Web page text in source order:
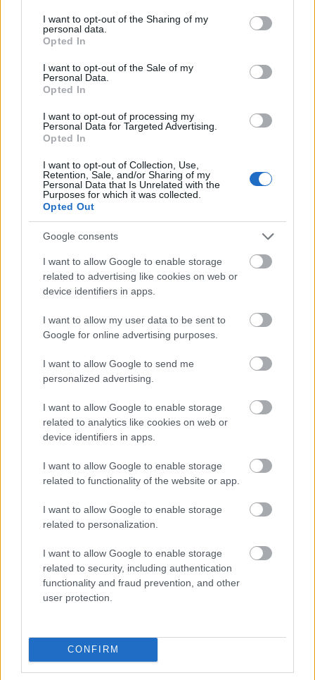
not limited to your visit or usage behaviour. You may click to
grant or deny consent to Google and its third-party tags to
use your data for below specified purposes in below Google
consent section.
I want to opt-out of the Sharing of my
personal data.
Opted In
I want to opt-out of the Sale of my
Personal Data.
Opted In
I want to opt-out of processing my
Personal Data for Targeted Advertising.
Opted In
I want to opt-out of Collection, Use,
Retention, Sale, and/or Sharing of my
Personal Data that Is Unrelated with the
Purposes for which it was collected.
Opted Out
Google consents
I want to allow Google to enable storage
related to advertising like cookies on web or
device identifiers in apps.
I want to allow my user data to be sent to
Google for online advertising purposes.
I want to allow Google to send me
personalized advertising.
I want to allow Google to enable storage
related to analytics like cookies on web or
device identifiers in apps.
I want to allow Google to enable storage
related to functionality of the website or app.
I want to allow Google to enable storage
related to personalization.
I want to allow Google to enable storage
related to security, including authentication
functionality and fraud prevention, and other
user protection.
CONFIRM
Celta: se va Coudet, llega Carvalhal ¿Qué jugadores serán más
recomendables?
El Celta ha destituido a Chacho Coudet por la mala racha de resultados y
contratado a Carlos Carvalhal como sustituto. ¿Qué jugadores cobrarán
más protagonismo tras su llegada?
Análisis Comunio nuevos fichajes: Marcao, Luca de la Torre y
Vinícius Souza
El viernes nos dejó muchos fichajes en LaLiga, entre ellos los de Marcao
por el Sevilla, Luca de la Torre por el Celta y Vinícius Souza por el
Espanyol. ¿Serán recomendables en Comunio?
Leer más »